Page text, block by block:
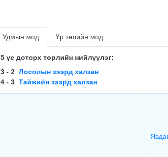
Удмын мод Үр төлийн мод
5 үе доторх төрлийн нийлүүлэг:
3 - 2 Лосолын зээрд халзан
4 - 3 Тайжийн зээрд халзан